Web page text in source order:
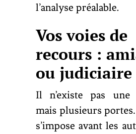
l’analyse préalable.
Vos voies de
recours :
ou judiciaire
Il n’existe pas une
mais plusieurs
s’impose avant les